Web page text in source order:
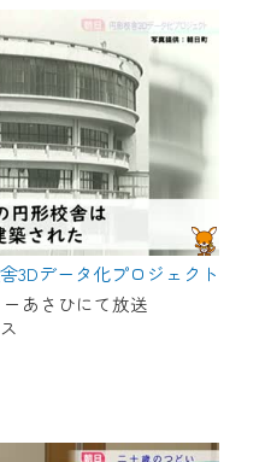
3Dデータ化プロジェクト
ーあさひにて放送